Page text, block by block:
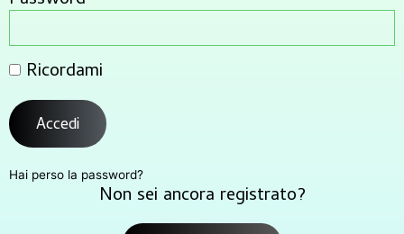
Ricordami
Accedi
Hai perso la password?
Non sei ancora registrato?